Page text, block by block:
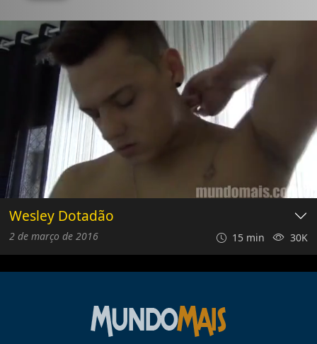
Wesley Dotadão
2 de março de 2016 15 min 30K